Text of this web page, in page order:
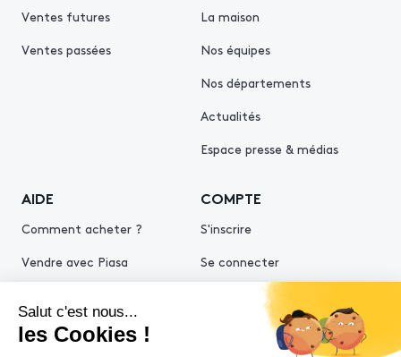
Ventes futures
Ventes passées
La maison
Nos équipes
Nos départements
Actualités
Espace presse & médias
AIDE
Comment acheter ?
Vendre avec Piasa
COMPTE
S'inscrire
Se connecter